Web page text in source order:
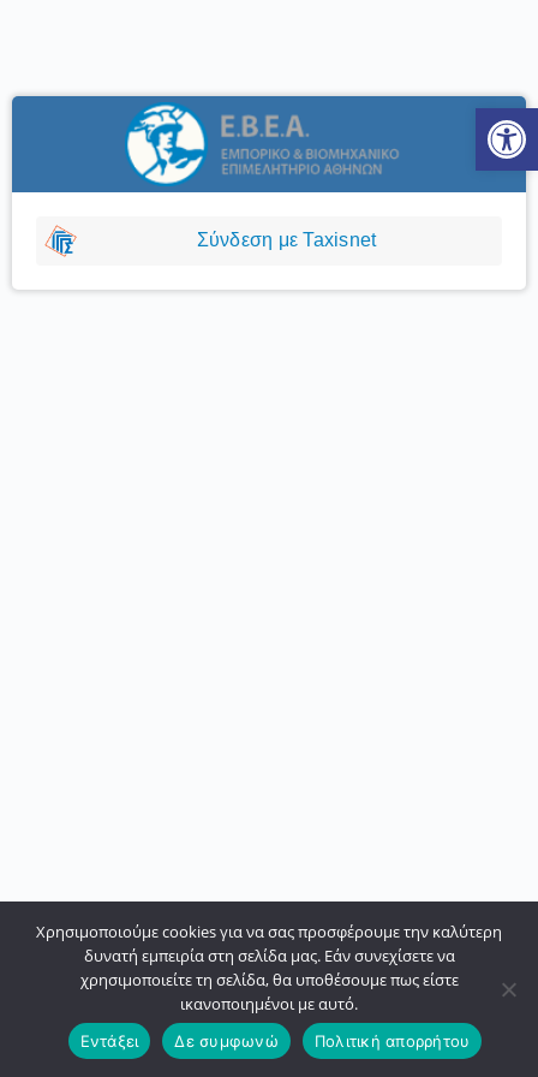
Σύνδεση με Taxisnet
Χρησιμοποιούμε cookies για να σας προσφέρουμε την καλύτερη
δυνατή εμπειρία στη σελίδα μας. Εάν συνεχίσετε να
χρησιμοποιείτε τη σελίδα, θα υποθέσουμε πως είστε
ικανοποιημένοι με αυτό.
Εντάξει Δε συμφωνώ Πολιτική απορρήτου